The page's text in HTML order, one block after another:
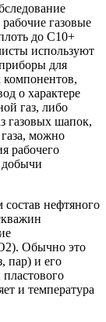
газовые
до С10+
используют
для
компонентов,
о характере
газ, либо
газовых шапок,
газа, можно
рабочего
добычи
нефтяного
Обычно это
пар) и его
и температура